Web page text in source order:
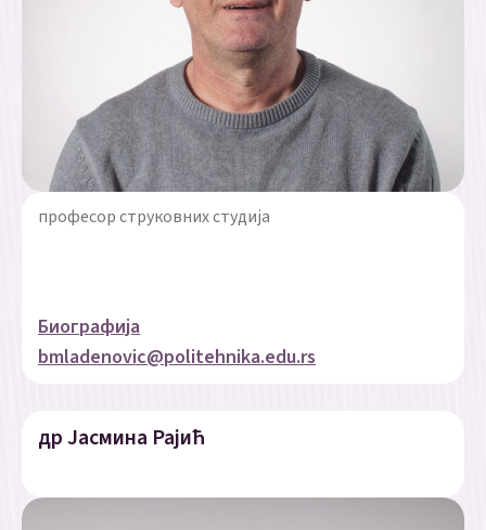
професор струковних студија
Биографија
bmladenovic@politehnika.edu.rs
др Јасмина Рајић